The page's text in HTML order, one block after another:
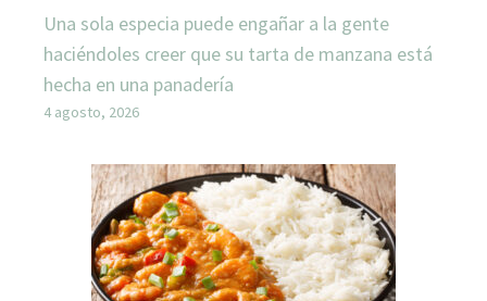
Una sola especia puede engañar a la gente
haciéndoles creer que su tarta de manzana está
hecha en una panadería
4 agosto, 2026